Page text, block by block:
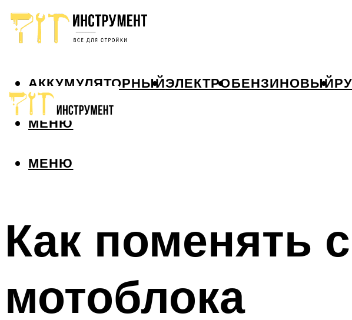
АККУМУЛЯТОРНЫЙЭЛЕКТРОБЕНЗИНОВЫЙ
МЕНЮ
МЕНЮ
Как поменять
мотоблока